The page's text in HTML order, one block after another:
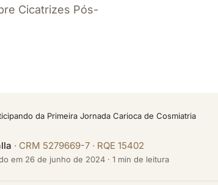
Cicatrizes Pós-
da Primeira Jornada Carioca de Cosmiatria
· CRM 5279669-7 · RQE 15402
em 26 de junho de 2024 · 1 min de leitura